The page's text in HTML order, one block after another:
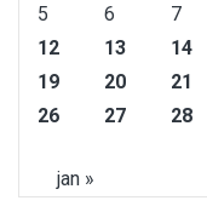
5
6 7
12
13 14
19
20 21
26
27 28
jan »